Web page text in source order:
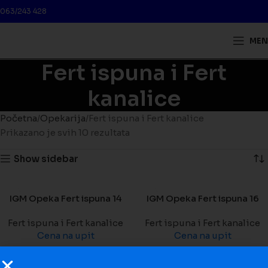
063/243 428
Fert ispuna i Fert
kanalice
Početna Opekarija Fert ispuna i Fert kanalice
Prikazano je svih 10 rezultata
Show sidebar
IGM Opeka Fert ispuna 14
Fert ispuna i Fert kanalice
Cena na upit
IGM Opeka Fert ispuna 16
Fert ispuna i Fert kanalice
Cena na upit